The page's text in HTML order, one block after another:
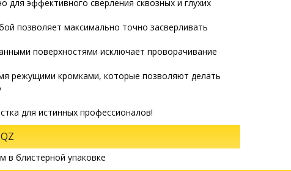
для эффективного сверления сквозных и глухих
позволяет максимально точно засверливать
поверхностями исключает проворачивание
режущими кромками, которые позволяют делать
для истинных профессионалов!
в блистерной упаковке